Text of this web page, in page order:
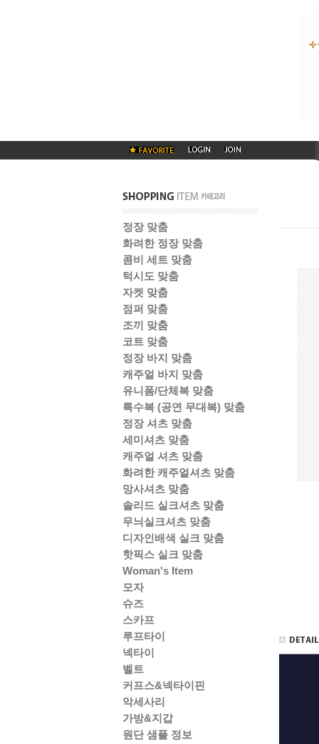
정장 맞춤
화려한 정장 맞춤
콤비 세트 맞춤
턱시도 맞춤
자켓 맞춤
점퍼 맞춤
조끼 맞춤
코트 맞춤
정장 바지 맞춤
캐주얼 바지 맞춤
유니폼/단체복 맞춤
특수복 (공연 무대복) 맞춤
정장 셔츠 맞춤
세미셔츠 맞춤
캐주얼 셔츠 맞춤
화려한 캐주얼셔츠 맞춤
망사셔츠 맞춤
솔리드 실크셔츠 맞춤
무늬실크셔츠 맞춤
디자인배색 실크 맞춤
핫픽스 실크 맞춤
Woman's Item
모자
슈즈
스카프
루프타이
넥타이
벨트
커프스&넥타이핀
악세사리
가방&지갑
원단 샘플 정보